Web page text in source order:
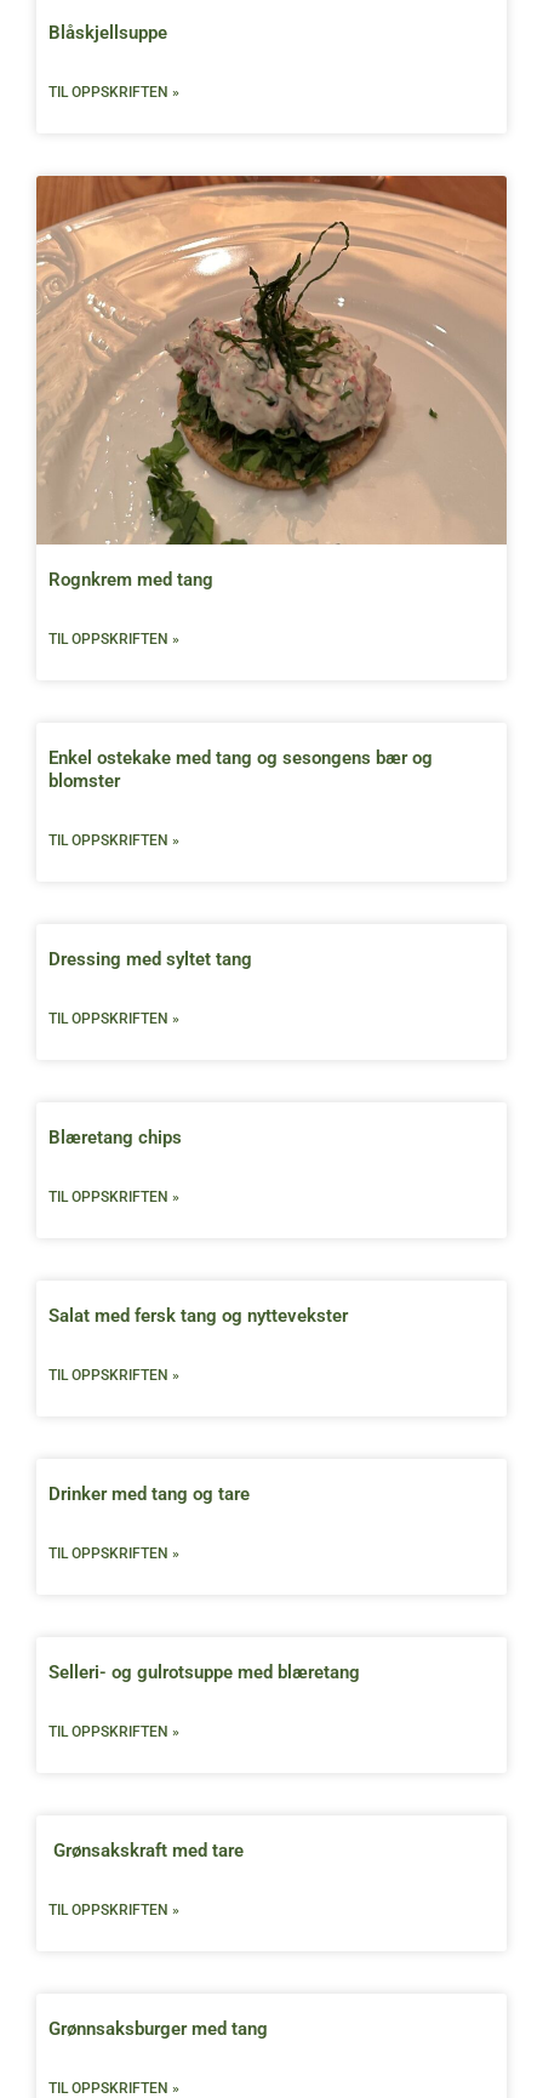
Blåskjellsuppe
TIL OPPSKRIFTEN »
Rognkrem med tang
TIL OPPSKRIFTEN »
Enkel ostekake med tang og sesongens bær og
blomster
TIL OPPSKRIFTEN »
Dressing med syltet tang
TIL OPPSKRIFTEN »
Blæretang chips
TIL OPPSKRIFTEN »
Salat med fersk tang og nyttevekster
TIL OPPSKRIFTEN »
Drinker med tang og tare
TIL OPPSKRIFTEN »
Selleri- og gulrotsuppe med blæretang
TIL OPPSKRIFTEN »
Grønsakskraft med tare
TIL OPPSKRIFTEN »
Grønnsaksburger med tang
TIL OPPSKRIFTEN »